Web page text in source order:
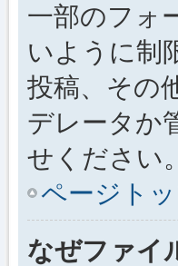
一部のフォ
いように制
投稿、その
デレータか
せください。
ページト
なぜファイ